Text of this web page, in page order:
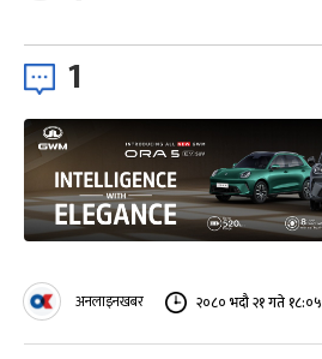
1
अनलाइनखबर २०८० भदौ २१ गते १८:०५